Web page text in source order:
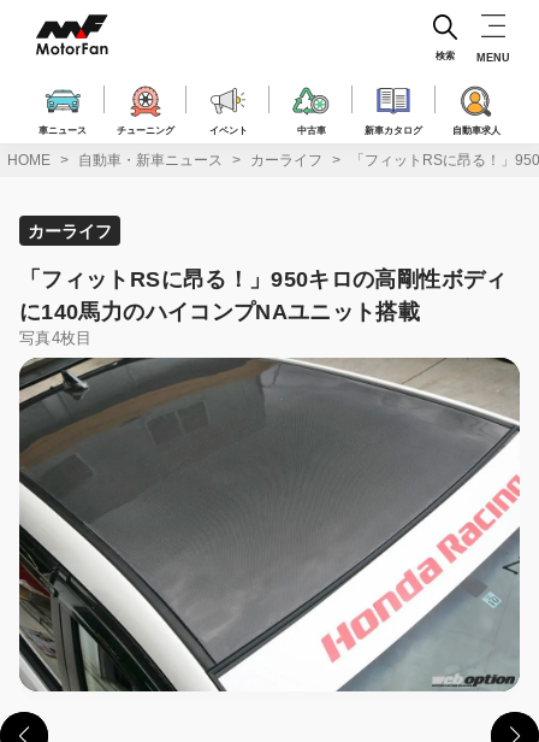
ス
車ニュース チューニング イベント 中古車 新車カタログ 自動車求人
検索 MENU
HOME 自動車・新車ニュース カーライフ 「フィットRSに昂る！」
カーライフ
「フィットRSに昂る！」950キロの高剛性ボディ
に140馬力のハイコンプNAユニット搭載
写真4枚目